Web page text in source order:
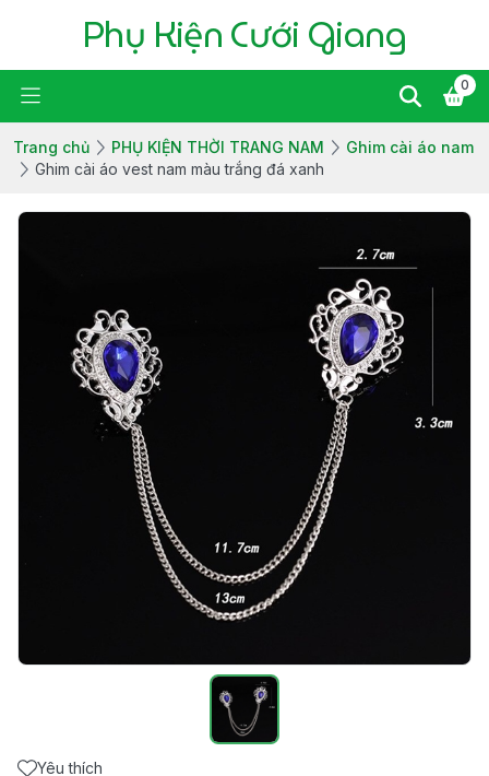
Phụ Kiện Cưới Giang
0
Trang chủ PHỤ KIỆN THỜI TRANG NAM
Ghim cài áo nam
Ghim cài áo vest nam màu trắng đá xanh
Yêu thích